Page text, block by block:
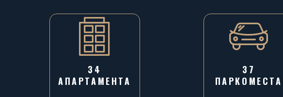
34
АПАРТАМЕНТА
37
ПАРКОМЕСТА